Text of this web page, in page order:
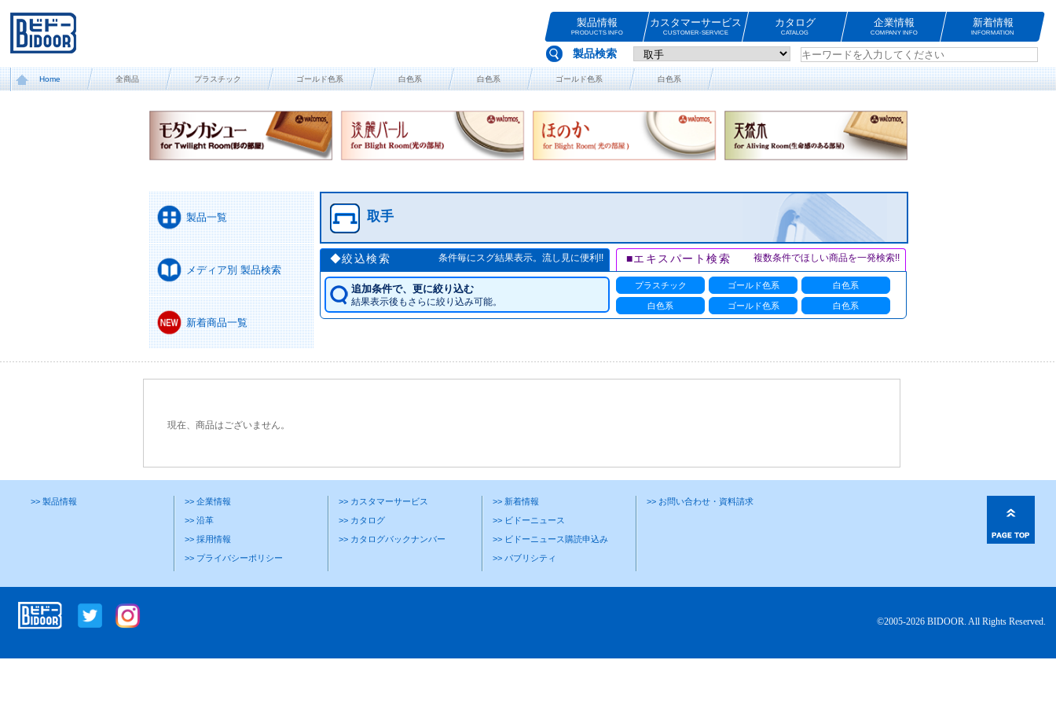
製品情報
PRODUCTS INFO
カスタマーサービス
CUSTOMER-SERVICE
カタログ
CATALOG
企業情報
COMPANY INFO
新着情報
INFORMATION
製品検索
Home 全商品 プラスチック ゴールド色系 白色系 白色系 ゴールド色系 白色系
取手
製品一覧
メディア別 製品検索
新着商品一覧
◆絞込検索 条件毎にスグ結果表示。流し見に便利!! ■エキスパート検索 複数条件でほしい商品を一発検索!!
追加条件で、更に絞り込む
結果表示後もさらに絞り込み可能。
プラスチック ゴールド色系 白色系
白色系 ゴールド色系 白色系
現在、商品はございません。
>> 製品情報
>> 企業情報
>> 沿革
>> 採用情報
>> プライバシーポリシー
>> カスタマーサービス
>> カタログ
>> カタログバックナンバー
>> 新着情報
>> ビドーニュース
>> ビドーニュース購読申込み
>> パブリシティ
>> お問い合わせ・資料請求
©2005-2026 BIDOOR. All Rights Reserved.